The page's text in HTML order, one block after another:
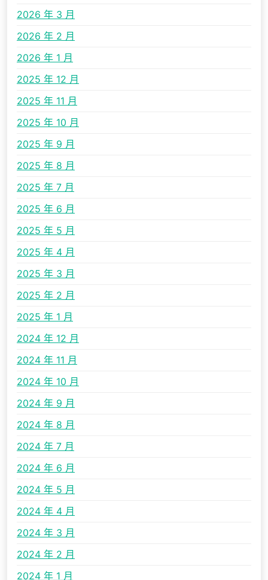
2026 年 3 月
2026 年 2 月
2026 年 1 月
2025 年 12 月
2025 年 11 月
2025 年 10 月
2025 年 9 月
2025 年 8 月
2025 年 7 月
2025 年 6 月
2025 年 5 月
2025 年 4 月
2025 年 3 月
2025 年 2 月
2025 年 1 月
2024 年 12 月
2024 年 11 月
2024 年 10 月
2024 年 9 月
2024 年 8 月
2024 年 7 月
2024 年 6 月
2024 年 5 月
2024 年 4 月
2024 年 3 月
2024 年 2 月
2024 年 1 月